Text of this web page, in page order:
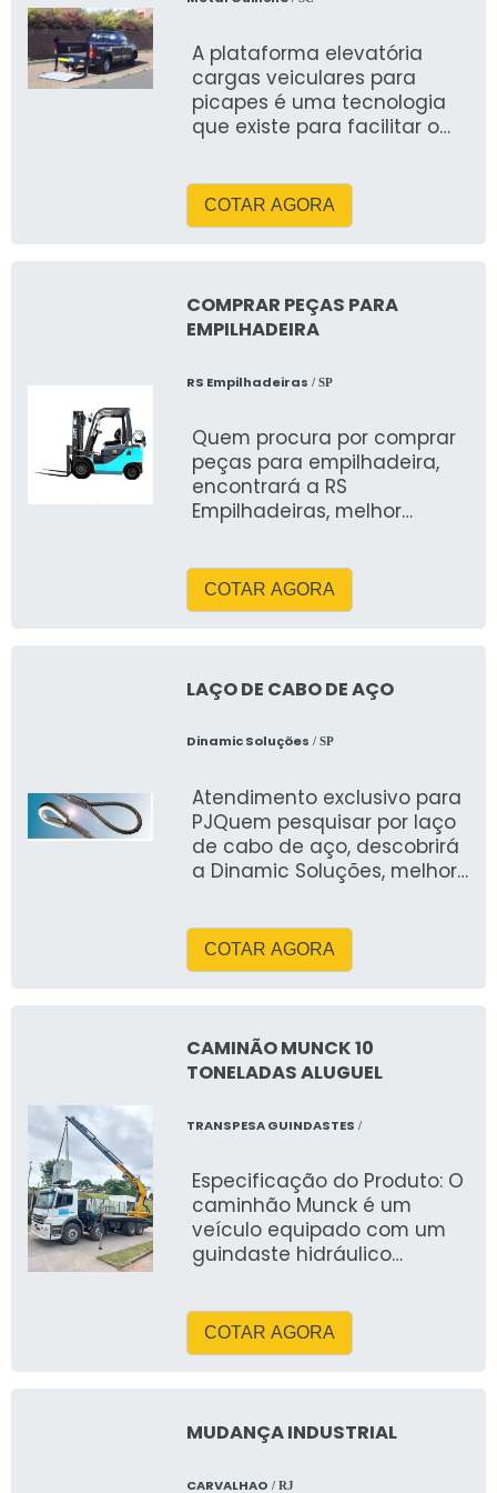
A plataforma elevatória
cargas veiculares para
picapes é uma tecnologia
que existe para facilitar o
COTAR AGORA
COMPRAR PEÇAS PARA
EMPILHADEIRA
RS Empilhadeiras / SP
Quem procura por comprar
peças para empilhadeira,
encontrará a RS
Empilhadeiras, melhor
COTAR AGORA
LAÇO DE CABO DE AÇO
Dinamic Soluções / SP
Atendimento exclusivo para
PJQuem pesquisar por laço
de cabo de aço, descobrirá
a Dinamic Soluções, melhor
COTAR AGORA
CAMINÃO MUNCK 10
TONELADAS ALUGUEL
TRANSPESA GUINDASTES /
Especificação do Produto: O
caminhão Munck é um
veículo equipado com um
guindaste hidráulico
transporte de cargas
pesadas. As especificações
equipamento e a
capacidade de carga, mas
abaixo estão as
COTAR AGORA
MUDANÇA INDUSTRIAL
CARVALHAO / RJ